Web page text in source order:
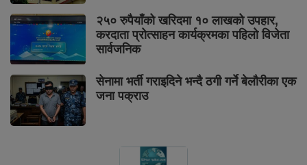
२५० रुपैयाँको खरिदमा १० लाखको उपहार,
करदाता प्रोत्साहन कार्यक्रमका पहिलो विजेता
सार्वजनिक
सेनामा भर्ती गराइदिने भन्दै ठगी गर्ने बेलौरीका एक
जना पक्राउ